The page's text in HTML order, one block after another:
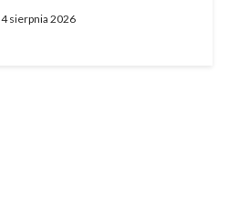
4 sierpnia 2026